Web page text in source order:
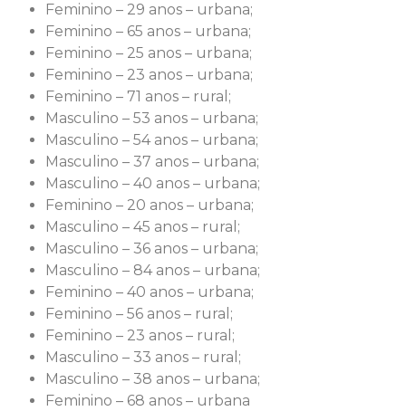
Feminino – 29 anos – urbana;
Feminino – 65 anos – urbana;
Feminino – 25 anos – urbana;
Feminino – 23 anos – urbana;
Feminino – 71 anos – rural;
Masculino – 53 anos – urbana;
Masculino – 54 anos – urbana;
Masculino – 37 anos – urbana;
Masculino – 40 anos – urbana;
Feminino – 20 anos – urbana;
Masculino – 45 anos – rural;
Masculino – 36 anos – urbana;
Masculino – 84 anos – urbana;
Feminino – 40 anos – urbana;
Feminino – 56 anos – rural;
Feminino – 23 anos – rural;
Masculino – 33 anos – rural;
Masculino – 38 anos – urbana;
Feminino – 68 anos – urbana